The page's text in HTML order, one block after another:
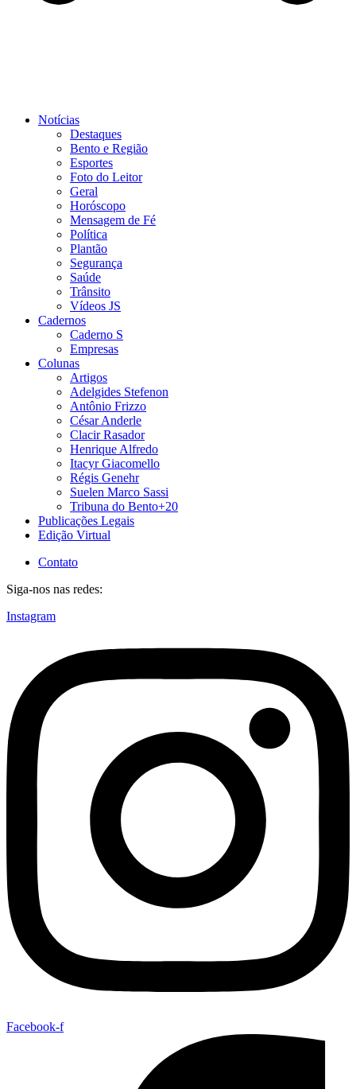
Notícias
Destaques
Bento e Região
Esportes
Foto do Leitor
Geral
Horóscopo
Mensagem de Fé
Política
Plantão
Segurança
Saúde
Trânsito
Vídeos JS
Cadernos
Caderno S
Empresas
Colunas
Artigos
Adelgides Stefenon
Antônio Frizzo
César Anderle
Clacir Rasador
Henrique Alfredo
Itacyr Giacomello
Régis Genehr
Suelen Marco Sassi
Tribuna do Bento+20
Publicações Legais
Edição Virtual
Contato
Siga-nos nas redes:
Instagram
Facebook-f